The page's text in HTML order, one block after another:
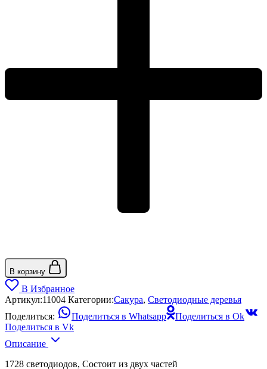
В корзину
В Избранное
Артикул:11004 Категории:Сакура, Светодиодные деревья
Поделиться:
Поделиться в Whatsapp
Поделиться в Ok
Поделиться в Vk
Описание
1728 светодиодов, Состоит из двух частей